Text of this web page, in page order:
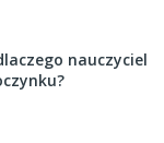
nauczyciel